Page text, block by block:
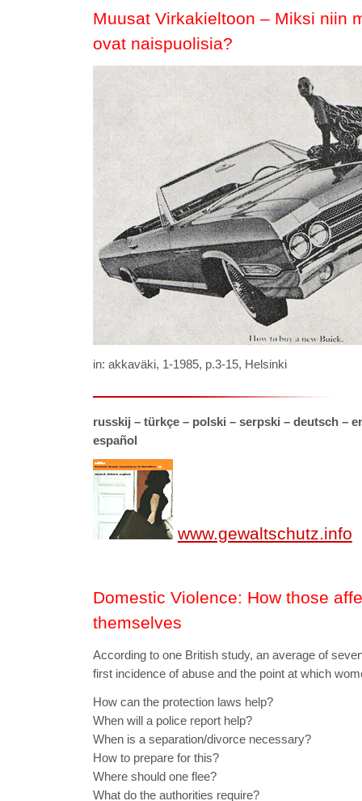
Muusat Virkakieltoon – Miksi niin
ovat naispuolisia?
in: akkaväki, 1-1985, p.3-15, Helsinki
russkij – türkçe – polski – serpski – deutsch –
español
www.gewaltschutz.info
Domestic Violence: How those
themselves
According to one British study, an average of
first incidence of abuse and the point at which
How can the protection laws help?
When will a police report help?
When is a separation/divorce necessary?
How to prepare for this?
Where should one flee?
What do the authorities require?